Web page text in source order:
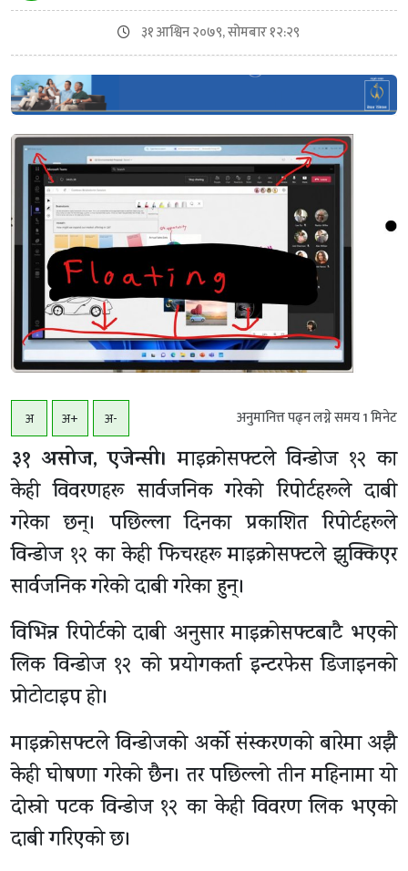
३१ आश्विन २०७९, सोमबार १२:२९
अ अ+ अ- अनुमानित्त पढ्न लग्ने समय1मिनेट
३१ असोज, एजेन्सी। माइक्रोसफ्टले विन्डोज १२ का
केही विवरणहरू सार्वजनिक गरेको रिपोर्टहरूले दाबी
गरेका छन्। पछिल्ला दिनका प्रकाशित रिपोर्टहरूले
विन्डोज १२ का केही फिचरहरू माइक्रोसफ्टले झुक्किएर
सार्वजनिक गरेको दाबी गरेका हुन्।
विभिन्न रिपोर्टको दाबी अनुसार माइक्रोसफ्टबाटै भएको
लिक विन्डोज १२ को प्रयोगकर्ता इन्टरफेस डिजाइनको
प्रोटोटाइप हो।
माइक्रोसफ्टले विन्डोजको अर्को संस्करणको बारेमा अझै
केही घोषणा गरेको छैन। तर पछिल्लो तीन महिनामा यो
दोस्रो पटक विन्डोज १२ का केही विवरण लिक भएको
दाबी गरिएको छ।